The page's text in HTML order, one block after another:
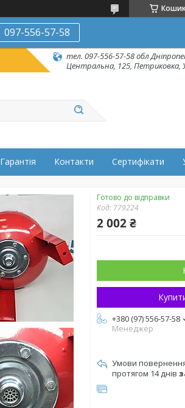
097-556-57-58
тел. 097-556-57-58 обл
Центральна, 125, Петриковка,
Гарантія Контакти Сертифікати
Готово до відправки
Код: 779224
2 002 ₴
+380 (97) 556-57-58
Менеджер
протягом 14 днів